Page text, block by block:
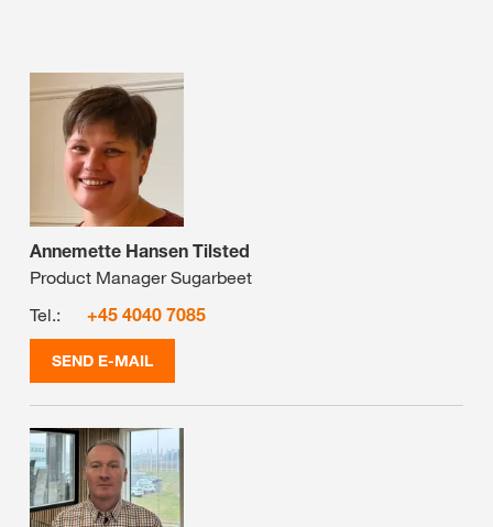
Annemette Hansen Tilsted
Product Manager Sugarbeet
Tel.:
+45 4040 7085
SEND E-MAIL